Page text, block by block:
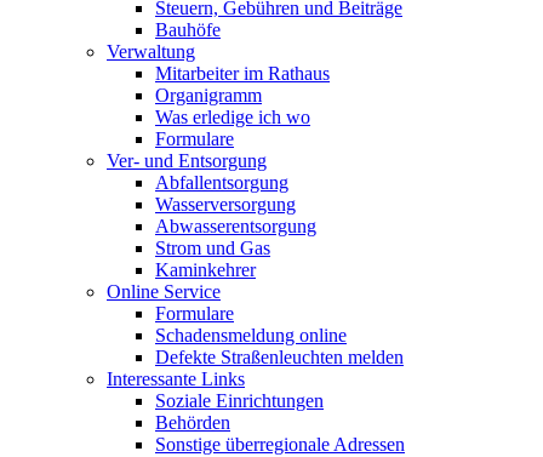
Steuern, Gebühren und Beiträge
Bauhöfe
Verwaltung
Mitarbeiter im Rathaus
Organigramm
Was erledige ich wo
Formulare
Ver- und Entsorgung
Abfallentsorgung
Wasserversorgung
Abwasserentsorgung
Strom und Gas
Kaminkehrer
Online Service
Formulare
Schadensmeldung online
Defekte Straßenleuchten melden
Interessante Links
Soziale Einrichtungen
Behörden
Sonstige überregionale Adressen